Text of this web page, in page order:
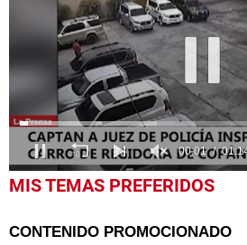
0
seconds
minute,
MIS TEMAS PREFERIDOS